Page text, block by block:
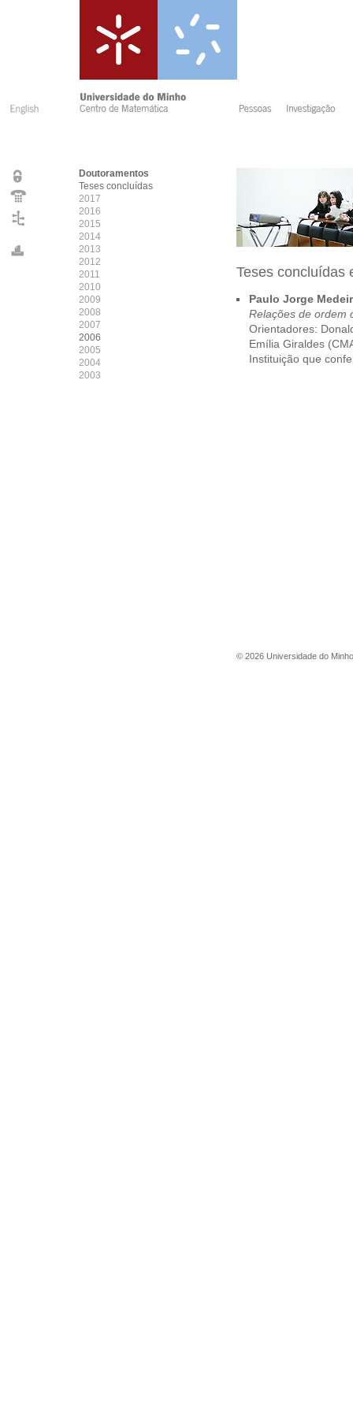
Doutoramentos
Teses concluídas
2017
2016
2015
2014
2013
2012
2011
2010
2009
2008
2007
2006
2005
2004
2003
Teses concluídas
Paulo Jorge
Relações de ordem
Orientadores:
Emília Giraldes
Instituição que
© 2026 Universidade do Minho